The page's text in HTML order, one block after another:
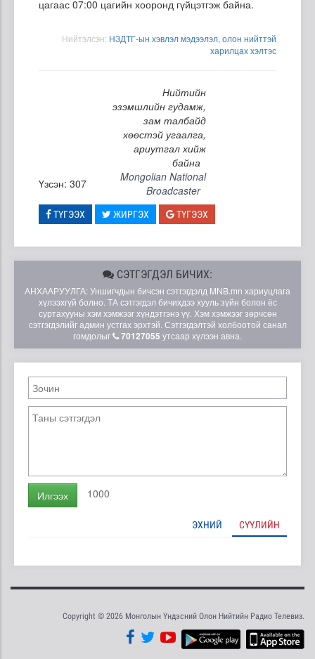
цагаас 07:00 цагийн хооронд гүйцэтгэж байна.
Нийтэлсэн: НЗДТГ-ын хэвлэл мэдээлэл, олон нийттэй
харилцах хэлтэс
Нийтийн
эзэмшлийн гудамж,
зам талбайд
хөөстэй угаалга,
ариутгал хийж
байна
Үзсэн: 307
Mongolian National
Broadcaster
ТҮГЭЭХ ЖИРГЭХ ТҮГЭЭХ
СЭТГЭГДЭЛ БИЧИХ:
АНХААРУУЛГА: Уншигчдын бичсэн сэтгэгдэлд MNB.mn хариуцлага
хүлээхгүй болно. ТА сэтгэгдэл бичихдээ хууль зүйн болон ёс
суртахууны хэм хэмжээг хүндэтгэнэ үү. Хэм хэмжээг зөрчсөн
сэтгэгдэлийг админ устгах эрхтэй. Сэтгэгдэлтэй холбоотой санал
гомдолыг
70127055 утсаар хүлээн авна.
Илгээх 1000
ЭХНИЙ СҮҮЛИЙН
Copyright © 2026 Монголын Үндэсний Олон Нийтийн Радио Телевиз.